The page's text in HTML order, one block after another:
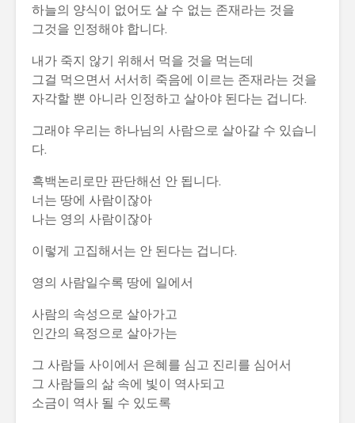
하늘의 양식이 없어도 살 수 없는 존재라는 것을
그것을 인정해야 합니다.
내가 죽지 않기 위해서 먹을 것을 먹는데
그걸 먹으면서 서서히 죽음에 이르는 존재라는 것을
자각할 뿐 아니라 인정하고 살아야 된다는 겁니다.
그래야 우리는 하나님의 사람으로 살아갈 수 있습니
다.
흑백논리로만 판단해선 안 됩니다.
너는 땅에 사람이잖아
나는 영의 사람이잖아
이렇게 고집해서는 안 된다는 겁니다.
영의 사람일수록 땅에 일에서
사람의 속성으로 살아가고
인간의 욕정으로 살아가는
그 사람들 사이에서 은혜를 심고 진리를 심어서
그 사람들의 삶 속에 빛이 역사되고
소금이 역사 될 수 있도록